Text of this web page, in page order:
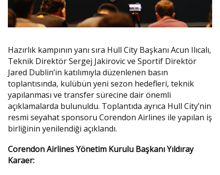
Hazırlık kampının yanı sıra Hull City Başkanı Acun Ilıcalı,
Teknik Direktör Sergej Jakirovic ve Sportif Direktör
Jared Dublin’in katılımıyla düzenlenen basın
toplantısında, kulübün yeni sezon hedefleri, teknik
yapılanması ve transfer sürecine dair önemli
açıklamalarda bulunuldu. Toplantıda ayrıca Hull City’nin
resmi seyahat sponsoru Corendon Airlines ile yapılan iş
birliğinin yenilendiği açıklandı.
Corendon Airlines Yönetim Kurulu Başkanı Yıldıray
Karaer: